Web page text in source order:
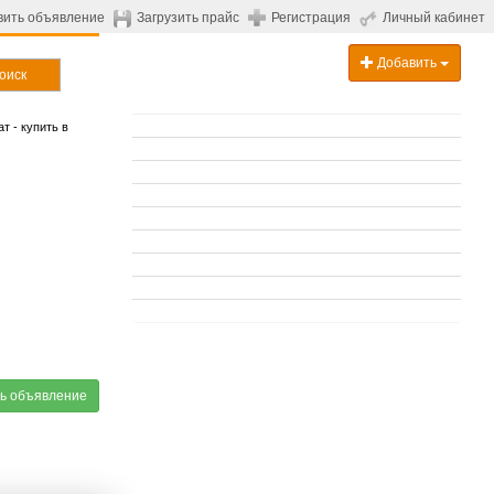
объявление Загрузить прайс Регистрация Личный кабинет
Добавить
- купить в
объявление